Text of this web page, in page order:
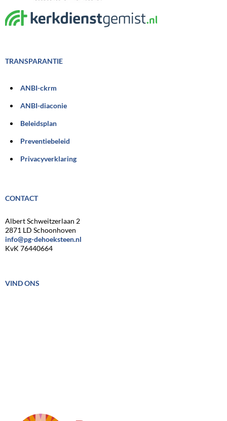
TRANSPARANTIE
ANBI-ckrm
ANBI-diaconie
Beleidsplan
Preventiebeleid
Privacyverklaring
CONTACT
Albert Schweitzerlaan 2
2871 LD Schoonhoven
info@pg-dehoeksteen.nl
KvK 76440664
VIND ONS